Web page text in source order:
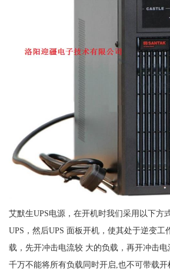
艾默生UPS电源，在开机时我们采用以下方
UPS，然后UPS 面板开机，使其处于逆变工
载，先开冲击电流较 大的负载，再开冲击
千万不能将所有负载同时开启,也不可带载开